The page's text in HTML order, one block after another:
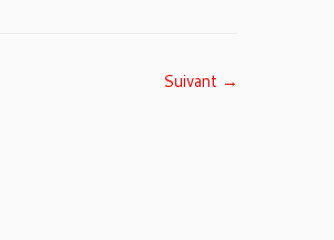
Suivant →